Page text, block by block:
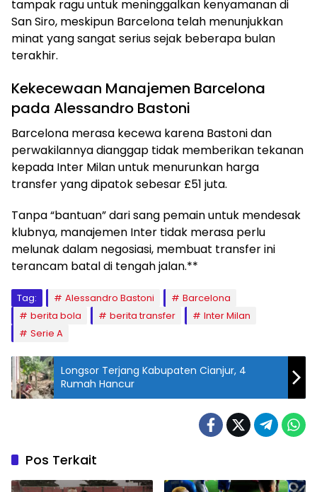
tampak ragu untuk meninggalkan kenyamanan di
San Siro, meskipun Barcelona telah menunjukkan
minat yang sangat serius sejak beberapa bulan
terakhir.
Kekecewaan Manajemen Barcelona
pada Alessandro Bastoni
Barcelona merasa kecewa karena Bastoni dan
perwakilannya dianggap tidak memberikan tekanan
kepada Inter Milan untuk menurunkan harga
transfer yang dipatok sebesar £51 juta.
Tanpa “bantuan” dari sang pemain untuk mendesak
klubnya, manajemen Inter tidak merasa perlu
melunak dalam negosiasi, membuat transfer ini
terancam batal di tengah jalan.**
Tag: Alessandro Bastoni
Barcelona
berita bola
berita transfer
Inter Milan
Serie A
Longsor Terjang Kabupaten Cianjur, 4
Rumah Hancur
Pos Terkait